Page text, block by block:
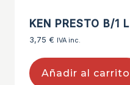
KEN PRESTO B/1 L
3,75 € IVA inc.
Añadir al carrito